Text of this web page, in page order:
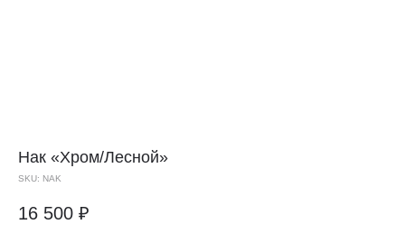
Нак «Хром/Лесной»
SKU: NAK
16 500 ₽